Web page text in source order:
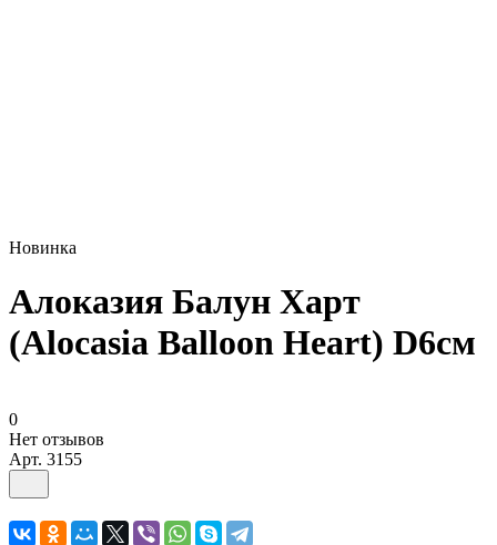
Новинка
Алоказия Балун Харт
(Alocasia Balloon Heart) D6см
0
Нет отзывов
Арт. 3155